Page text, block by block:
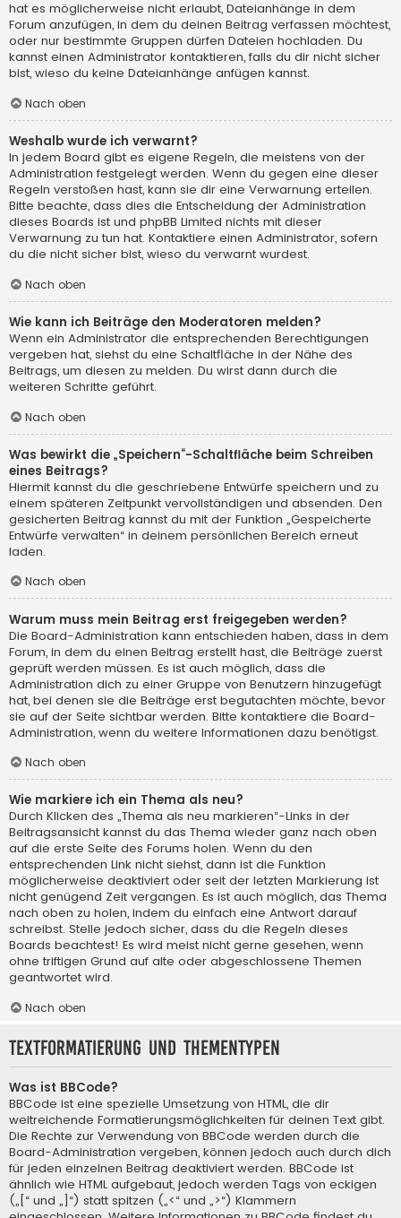
hat es möglicherweise nicht erlaubt, Dateianhänge in dem
Forum anzufügen, in dem du deinen Beitrag verfassen möchtest,
oder nur bestimmte Gruppen dürfen Dateien hochladen. Du
kannst einen Administrator kontaktieren, falls du dir nicht sicher
bist, wieso du keine Dateianhänge anfügen kannst.
Nach oben
Weshalb wurde ich verwarnt?
In jedem Board gibt es eigene Regeln, die meistens von der
Administration festgelegt werden. Wenn du gegen eine dieser
Regeln verstoßen hast, kann sie dir eine Verwarnung erteilen.
Bitte beachte, dass dies die Entscheidung der Administration
dieses Boards ist und phpBB Limited nichts mit dieser
Verwarnung zu tun hat. Kontaktiere einen Administrator, sofern
du die nicht sicher bist, wieso du verwarnt wurdest.
Nach oben
Wie kann ich Beiträge den Moderatoren melden?
Wenn ein Administrator die entsprechenden Berechtigungen
vergeben hat, siehst du eine Schaltfläche in der Nähe des
Beitrags, um diesen zu melden. Du wirst dann durch die
weiteren Schritte geführt.
Nach oben
Was bewirkt die „Speichern“-Schaltfläche beim Schreiben
eines Beitrags?
Hiermit kannst du die geschriebene Entwürfe speichern und zu
einem späteren Zeitpunkt vervollständigen und absenden. Den
gesicherten Beitrag kannst du mit der Funktion „Gespeicherte
Entwürfe verwalten“ in deinem persönlichen Bereich erneut
laden.
Nach oben
Warum muss mein Beitrag erst freigegeben werden?
Die Board-Administration kann entschieden haben, dass in dem
Forum, in dem du einen Beitrag erstellt hast, die Beiträge zuerst
geprüft werden müssen. Es ist auch möglich, dass die
Administration dich zu einer Gruppe von Benutzern hinzugefügt
hat, bei denen sie die Beiträge erst begutachten möchte, bevor
sie auf der Seite sichtbar werden. Bitte kontaktiere die Board-
Administration, wenn du weitere Informationen dazu benötigst.
Nach oben
Wie markiere ich ein Thema als neu?
Durch Klicken des „Thema als neu markieren“-Links in der
Beitragsansicht kannst du das Thema wieder ganz nach oben
auf die erste Seite des Forums holen. Wenn du den
entsprechenden Link nicht siehst, dann ist die Funktion
möglicherweise deaktiviert oder seit der letzten Markierung ist
nicht genügend Zeit vergangen. Es ist auch möglich, das Thema
nach oben zu holen, indem du einfach eine Antwort darauf
schreibst. Stelle jedoch sicher, dass du die Regeln dieses
Boards beachtest! Es wird meist nicht gerne gesehen, wenn
ohne triftigen Grund auf alte oder abgeschlossene Themen
geantwortet wird.
Nach oben
Textformatierung und Thementypen
Was ist BBCode?
BBCode ist eine spezielle Umsetzung von HTML, die dir
weitreichende Formatierungsmöglichkeiten für deinen Text gibt.
Die Rechte zur Verwendung von BBCode werden durch die
Board-Administration vergeben, können jedoch auch durch dich
für jeden einzelnen Beitrag deaktiviert werden. BBCode ist
ähnlich wie HTML aufgebaut, jedoch werden Tags von eckigen
(„[“ und „]“) statt spitzen („<“ und „>“) Klammern